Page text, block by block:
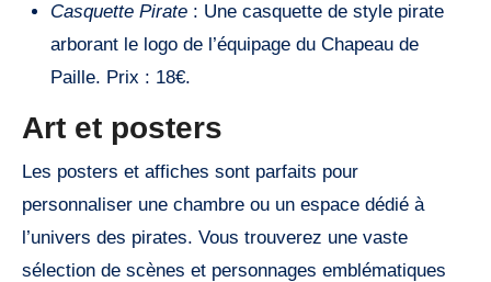
Casquette Pirate: Une casquette de style pirate
arborant le logo de l’équipage du Chapeau de
Paille. Prix : 18€.
Art et posters
Les posters et affiches sont parfaits pour
personnaliser une chambre ou un espace dédié à
l’univers des pirates. Vous trouverez une vaste
sélection de scènes et personnages emblématiques